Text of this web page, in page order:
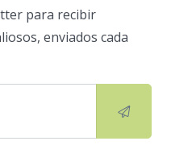
para recibir
enviados cada